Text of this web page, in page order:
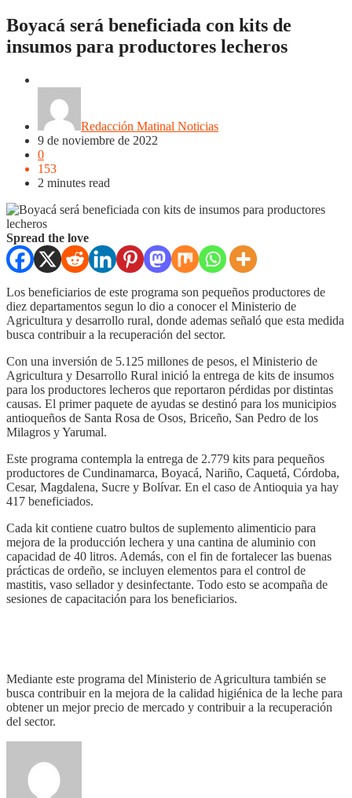
Boyacá será beneficiada con kits de
insumos para productores lecheros
Redacción Matinal Noticias
9 de noviembre de 2022
0
153
2 minutes read
Spread the love
Los beneficiarios de este programa son pequeños productores de
diez departamentos segun lo dio a conocer el Ministerio de
Agricultura y desarrollo rural, donde ademas señaló que esta medida
busca contribuir a la recuperación del sector.
Con una inversión de 5.125 millones de pesos, el Ministerio de
Agricultura y Desarrollo Rural inició la entrega de kits de insumos
para los productores lecheros que reportaron pérdidas por distintas
causas. El primer paquete de ayudas se destinó para los municipios
antioqueños de Santa Rosa de Osos, Briceño, San Pedro de los
Milagros y Yarumal.
Este programa contempla la entrega de 2.779 kits para pequeños
productores de Cundinamarca, Boyacá, Nariño, Caquetá, Córdoba,
Cesar, Magdalena, Sucre y Bolívar. En el caso de Antioquia ya hay
417 beneficiados.
Cada kit contiene cuatro bultos de suplemento alimenticio para
mejora de la producción lechera y una cantina de aluminio con
capacidad de 40 litros. Además, con el fin de fortalecer las buenas
prácticas de ordeño, se incluyen elementos para el control de
mastitis, vaso sellador y desinfectante. Todo esto se acompaña de
sesiones de capacitación para los beneficiarios.
Mediante este programa del Ministerio de Agricultura también se
busca contribuir en la mejora de la calidad higiénica de la leche para
obtener un mejor precio de mercado y contribuir a la recuperación
del sector.